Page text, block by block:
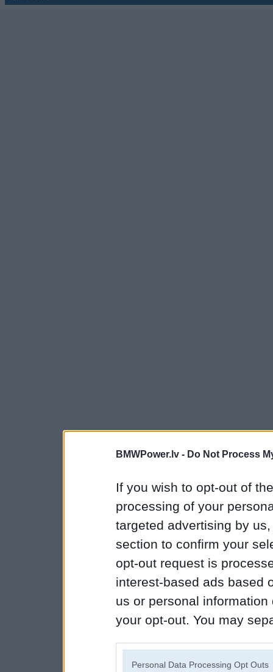
BMWPower.lv - Do Not Process
If you wish to opt-out of
processing of your
targeted advertising by
section to confirm your
opt-out request is
interest-based ads based
us or personal
your opt-out. You may
Personal Data Processing Opt Outs